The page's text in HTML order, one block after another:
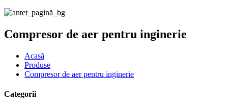
Compresor de aer pentru inginerie
Acasă
Produse
Compresor de aer pentru inginerie
Categorii